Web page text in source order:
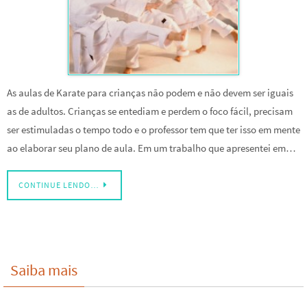
As aulas de Karate para crianças não podem e não devem ser iguais
as de adultos. Crianças se entediam e perdem o foco fácil, precisam
ser estimuladas o tempo todo e o professor tem que ter isso em mente
ao elaborar seu plano de aula. Em um trabalho que apresentei em…
CONTINUE LENDO…
Saiba mais